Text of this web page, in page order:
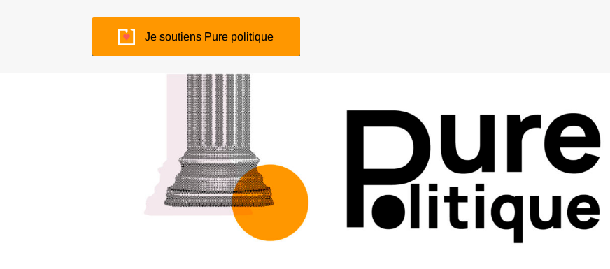
Je soutiens Pure politique